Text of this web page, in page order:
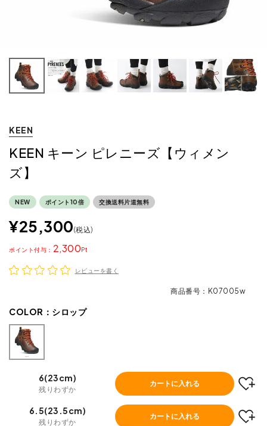
KEEN
KEEN キーン ピレニーズ【ウィメン
ズ】
NEW ポイント10倍 交換送料片道無料
¥25,300 税込
2,300
ポイント
レビューを書く
商品番号 K07005w
COLOR： シロップ
6(23cm)
残りわずか
カートに入れる
6.5(23.5cm)
残りわずか
カートに入れる